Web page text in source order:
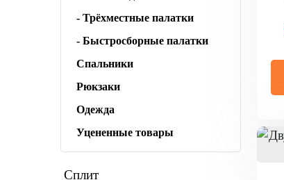
- Трёхместные палатки
- Быстросборные палатки
Спальники
Рюкзаки
Одежда
Уцененные товары
Сплит